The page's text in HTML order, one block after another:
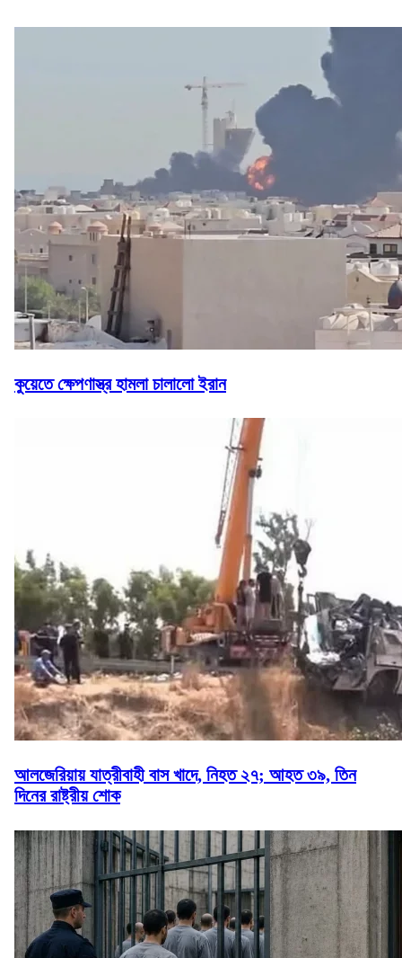
কুয়েতে ক্ষেপণাস্ত্র হামলা চালালো ইরান
আলজেরিয়ায় যাত্রীবাহী বাস খাদে, নিহত ২৭; আহত ৩৯, তিন
দিনের রাষ্ট্রীয় শোক